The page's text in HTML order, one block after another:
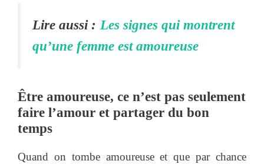
Lire aussi : Les signes qui montrent
qu’une femme est amoureuse
Être amoureuse, ce n’est pas seulement
faire l’amour et partager du bon
temps
Quand on tombe amoureuse et que par chance